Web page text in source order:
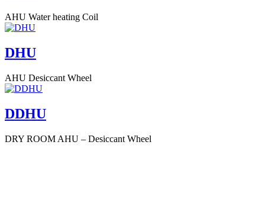
AHU Water heating Coil
DHU
AHU Desiccant Wheel
DDHU
DRY ROOM AHU – Desiccant Wheel